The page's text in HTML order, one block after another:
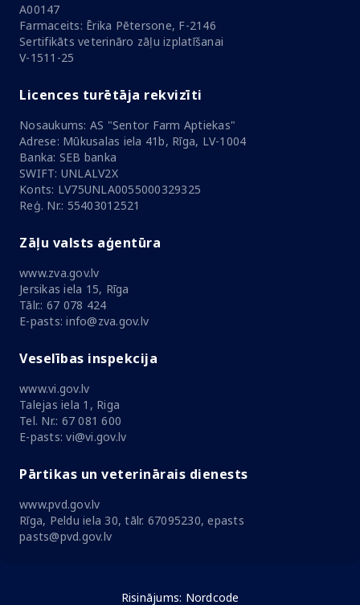
A00147
Farmaceits: Ērika Pētersone, F-2146
Sertifikāts veterināro zāļu izplatīšanai
V-1511-25
Licences turētāja rekvizīti
Nosaukums: AS "Sentor Farm Aptiekas"
Adrese: Mūkusalas iela 41b, Rīga, LV-1004
Banka: SEB banka
SWIFT: UNLALV2X
Konts: LV75UNLA0055000329325
Reģ. Nr.: 55403012521
Zāļu valsts aģentūra
www.zva.gov.lv
Jersikas iela 15, Rīga
Tālr.: 67 078 424
E-pasts: info@zva.gov.lv
Veselības inspekcija
www.vi.gov.lv
Talejas iela 1, Riga
Tel. Nr.: 67 081 600
E-pasts: vi@vi.gov.lv
Pārtikas un veterinārais dienests
www.pvd.gov.lv
Rīga, Peldu iela 30, tālr. 67095230, epasts
pasts@pvd.gov.lv
Risinājums: Nordcode